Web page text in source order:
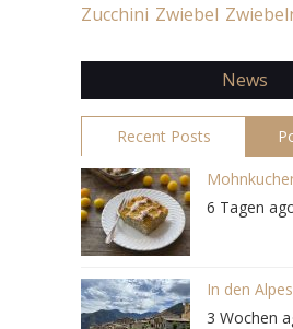
Zucchini Zwiebel
News
Recent Posts
6 Tagen
In den
3 Wochen